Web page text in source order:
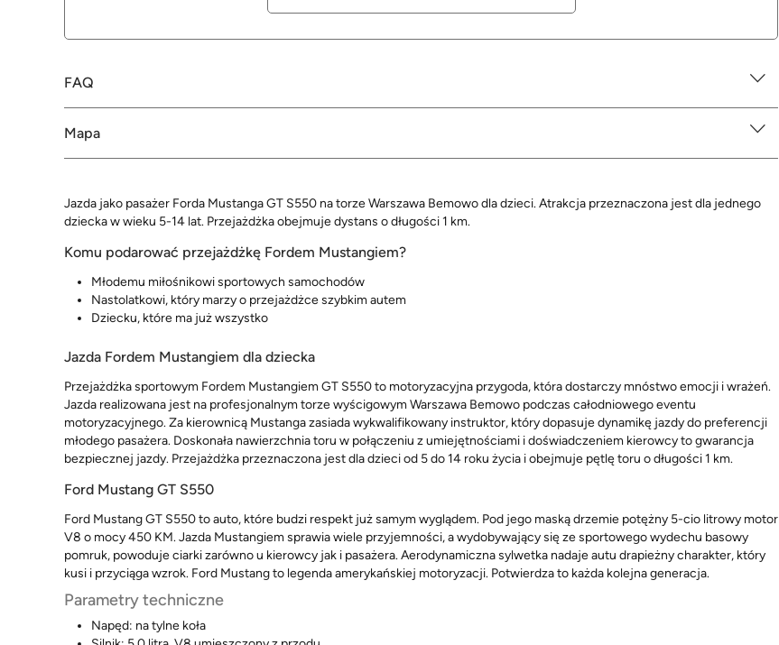
FAQ
Mapa
Jazda jako pasażer Forda Mustanga GT S550 na torze Warszawa Bemowo dla dzieci. Atrakcja przeznaczona jest dla jednego
dziecka w wieku 5-14 lat. Przejażdżka obejmuje dystans o długości 1 km.
Komu podarować przejażdżkę Fordem Mustangiem?
Młodemu miłośnikowi sportowych samochodów
Nastolatkowi, który marzy o przejażdżce szybkim autem
Dziecku, które ma już wszystko
Jazda Fordem Mustangiem dla dziecka
Przejażdżka sportowym Fordem Mustangiem GT S550 to motoryzacyjna przygoda, która dostarczy mnóstwo emocji i wrażeń.
Jazda realizowana jest na profesjonalnym torze wyścigowym Warszawa Bemowo podczas całodniowego eventu
motoryzacyjnego. Za kierownicą Mustanga zasiada wykwalifikowany instruktor, który dopasuje dynamikę jazdy do preferencji
młodego pasażera. Doskonała nawierzchnia toru w połączeniu z umiejętnościami i doświadczeniem kierowcy to gwarancja
bezpiecznej jazdy. Przejażdżka przeznaczona jest dla dzieci od 5 do 14 roku życia i obejmuje pętlę toru o długości 1 km.
Ford Mustang GT S550
Ford Mustang GT S550 to auto, które budzi respekt już samym wyglądem. Pod jego maską drzemie potężny 5-cio litrowy motor
V8 o mocy 450 KM. Jazda Mustangiem sprawia wiele przyjemności, a wydobywający się ze sportowego wydechu basowy
pomruk, powoduje ciarki zarówno u kierowcy jak i pasażera. Aerodynamiczna sylwetka nadaje autu drapieżny charakter, który
kusi i przyciąga wzrok. Ford Mustang to legenda amerykańskiej motoryzacji. Potwierdza to każda kolejna generacja.
Parametry techniczne
Napęd: na tylne koła